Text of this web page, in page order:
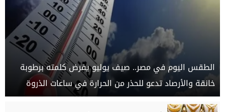
الطقس اليوم في مصر.. صيف يوليو يفرض كلمته برطوبة
خانقة والأرصاد تدعو للحذر من الحرارة في ساعات الذروة